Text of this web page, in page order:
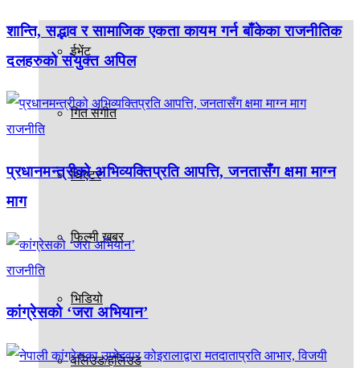
ईभेंट
गित संगीत
थिएटर
फिल्मी खबर
भिडियो
वलिउड/हलिउड
शान्ति, सद्भाव र सामाजिक एकता कायम गर्न बाँकेका राजनीतिक
दलहरुको संयुक्त अपिल
राजनीति
प्रधानमन्त्रीको अभिव्यक्तिप्रति आपत्ति, जनतासँग क्षमा माग्न
माग
राजनीति
कांग्रेसको ‘जरा अभियान’